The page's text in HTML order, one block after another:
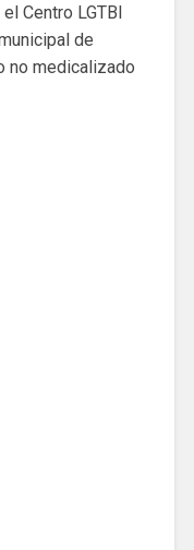
Centro LGTBI
de
no medicalizado